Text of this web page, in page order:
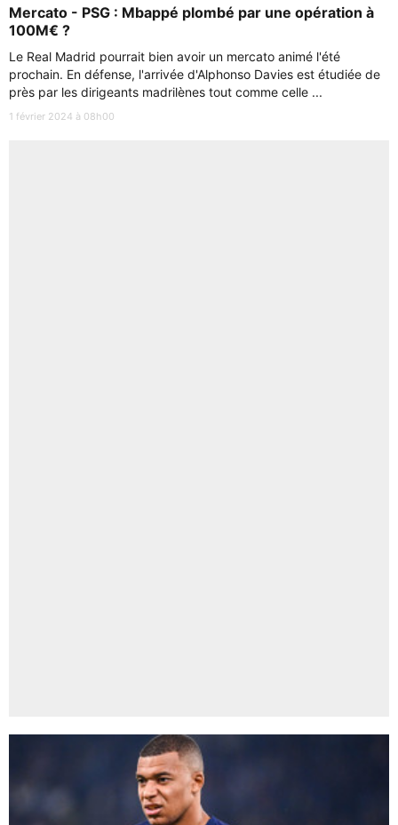
Mercato - PSG : Mbappé plombé par une opération à
100M€ ?
Le Real Madrid pourrait bien avoir un mercato animé l'été
prochain. En défense, l'arrivée d'Alphonso Davies est étudiée de
près par les dirigeants madrilènes tout comme celle ...
1 février 2024 à 08h00